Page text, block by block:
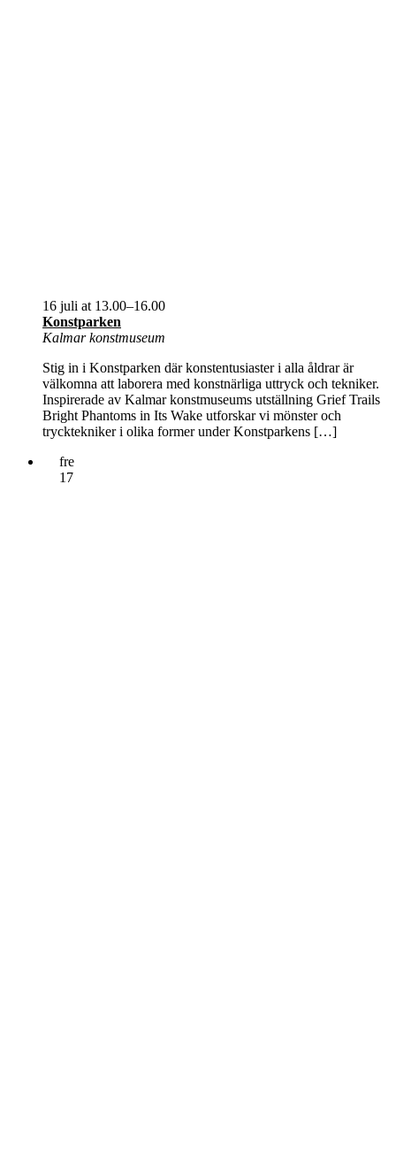
Konstparken
16 juli at 13.00–16.00
Kalmar konstmuseum
Stig in i Konstparken där konstentusiaster i alla åldrar är
välkomna att laborera med konstnärliga uttryck och tekniker.
Inspirerade av Kalmar konstmuseums utställning Grief Trails
Bright Phantoms in Its Wake utforskar vi mönster och
trycktekniker i olika former under Konstparkens […]
fre
17